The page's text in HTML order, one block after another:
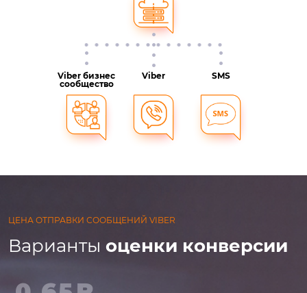
Viber бизнес
сообщество
Viber SMS
ЦЕНА ОТПРАВКИ СООБЩЕНИЙ VIBER
Варианты оценки конверсии